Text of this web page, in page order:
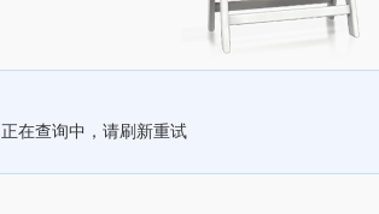
正在查询中，请刷新重试